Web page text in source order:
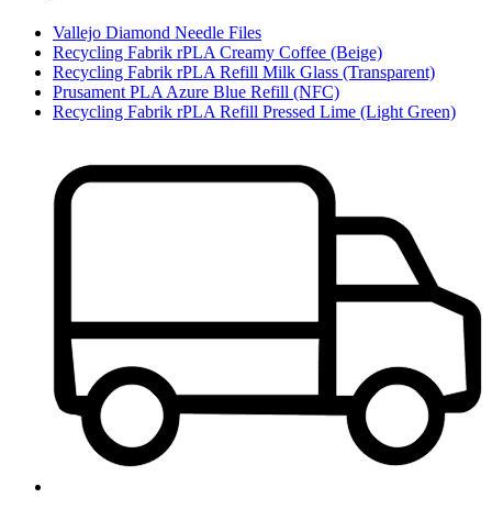
Vallejo Diamond Needle Files
Recycling Fabrik rPLA Creamy Coffee (Beige)
Recycling Fabrik rPLA Refill Milk Glass (Transparent)
Prusament PLA Azure Blue Refill (NFC)
Recycling Fabrik rPLA Refill Pressed Lime (Light Green)